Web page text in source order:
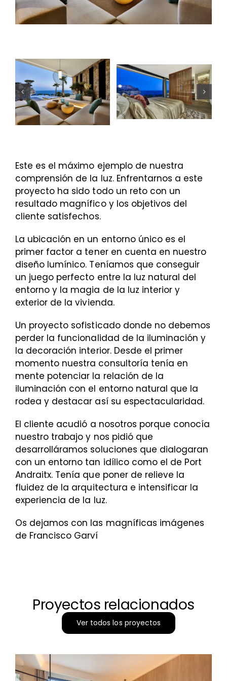
Este es el máximo ejemplo de nuestra
comprensión de la luz. Enfrentarnos a este
proyecto ha sido todo un reto con un
resultado magnífico y los objetivos del
cliente satisfechos.
La ubicación en un entorno único es el
primer factor a tener en cuenta en nuestro
diseño lumínico. Teníamos que conseguir
un juego perfecto entre la luz natural del
entorno y la magia de la luz interior y
exterior de la vivienda.
Un proyecto sofisticado donde no debemos
perder la funcionalidad de la iluminación y
la decoración interior. Desde el primer
momento nuestra consultoría tenía en
mente potenciar la relación de la
iluminación con el entorno natural que la
rodea y destacar así su espectacularidad.
El cliente acudió a nosotros porque conocía
nuestro trabajo y nos pidió que
desarrolláramos soluciones que dialogaran
con un entorno tan idílico como el de Port
Andraitx. Tenía que poner de relieve la
fluidez de la arquitectura e intensificar la
experiencia de la luz.
Os dejamos con las magníficas imágenes
de Francisco Garví
Proyectos relacionados
Ver todos los proyectos